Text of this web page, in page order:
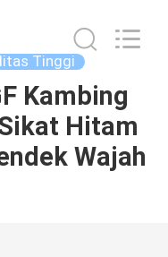
Tinggi
Kambing
Hitam
Wajah